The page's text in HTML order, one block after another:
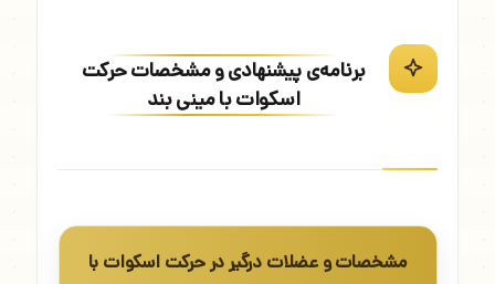
برنامه‌ی پیشنهادی و مشخصات حرکت
اسکوات با مینی بند
مشخصات و عضلات درگیر در حرکت اسکوات با